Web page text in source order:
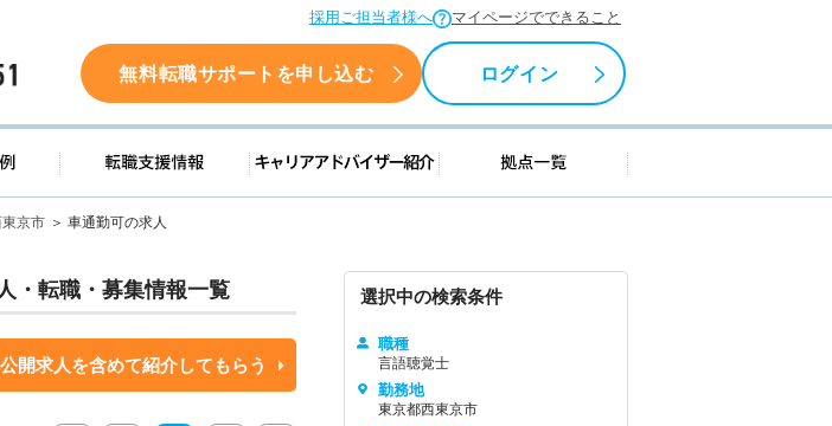
採用ご担当者様へ マイページでできること
0120-941-651 無料転職サポートを申し込む ログイン
転職成功事例 転職支援情報 キャリアアドバイザー紹介 拠点一覧
京市 車通勤可の求人
・転職・募集情報一覧
開求人を含めて紹介してもらう
選択中の検索条件
職種
言語聴覚士
勤務地
東京都西東京市